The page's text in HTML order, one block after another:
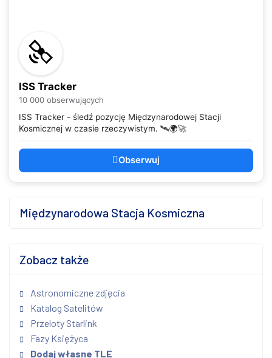
ISS Tracker
10 000 obserwujących
ISS Tracker - śledź pozycję Międzynarodowej Stacji
Kosmicznej w czasie rzeczywistym. 🛰️🌍🚀
Obserwuj
Międzynarodowa Stacja Kosmiczna
Zobacz także
Astronomiczne zdjęcia
Katalog Satelitów
Przeloty Starlink
Fazy Księżyca
Dodaj własne TLE